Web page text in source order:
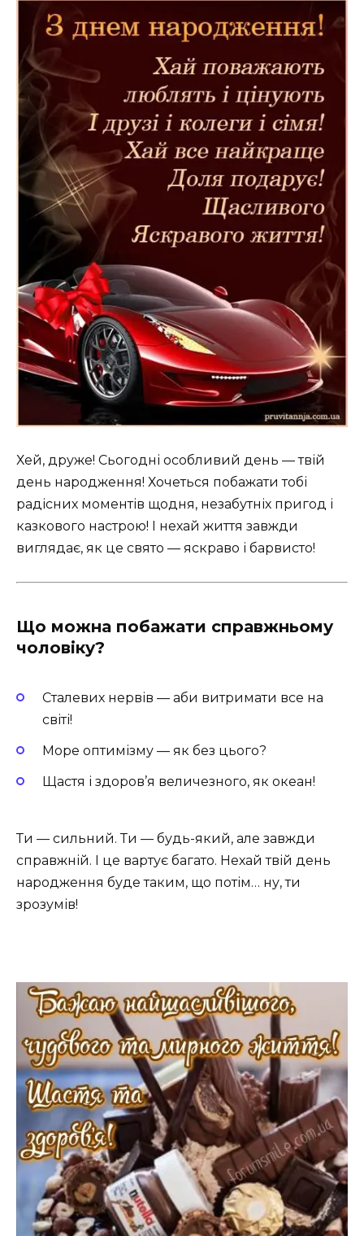
Хей, друже! Сьогодні особливий день — твій
день народження! Хочеться побажати тобі
радісних моментів щодня, незабутніх пригод і
казкового настрою! І нехай життя завжди
виглядає, як це свято — яскраво і барвисто!
Що можна побажати справжньому
чоловіку?
Сталевих нервів — аби витримати все на
світі!
Море оптимізму — як без цього?
Щастя і здоров’я величезного, як океан!
Ти — сильний. Ти — будь-який, але завжди
справжній. І це вартує багато. Нехай твій день
народження буде таким, що потім… ну, ти
зрозумів!